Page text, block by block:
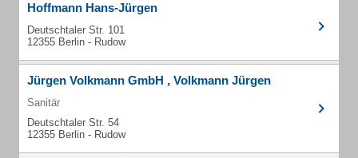
Hoffmann Hans-Jürgen
Deutschtaler Str. 101
12355 Berlin - Rudow
Jürgen Volkmann GmbH , Volkmann Jürgen
Sanitär
Deutschtaler Str. 54
12355 Berlin - Rudow